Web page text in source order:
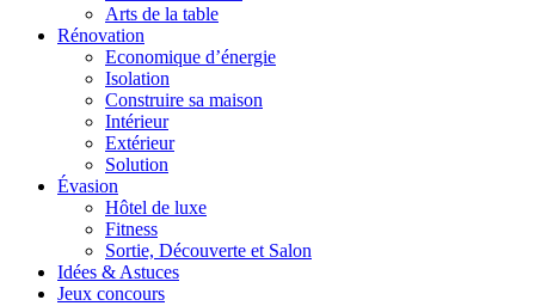
Arts de la table
Rénovation
Economique d’énergie
Isolation
Construire sa maison
Intérieur
Extérieur
Solution
Évasion
Hôtel de luxe
Fitness
Sortie, Découverte et Salon
Idées & Astuces
Jeux concours